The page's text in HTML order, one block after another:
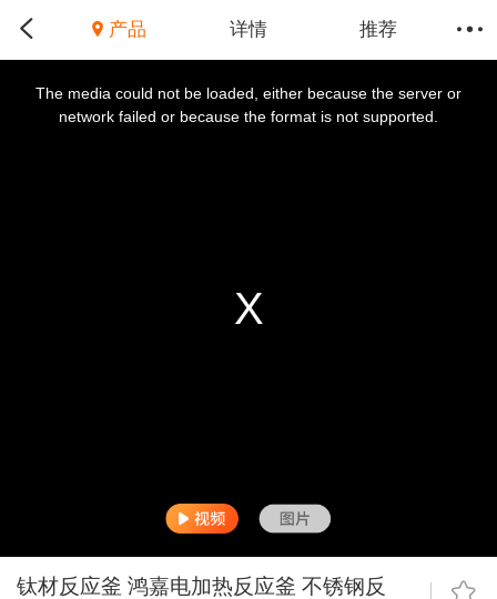
产品 详情 推荐
The media could not be loaded, either because the server or
network failed or because the format is not supported.
钛材反应釜 鸿嘉电加热反应釜 不锈钢反